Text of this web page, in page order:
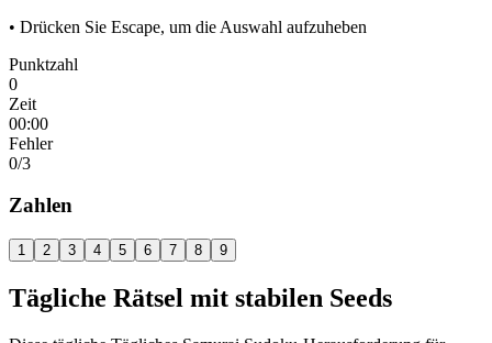
• Drücken Sie Escape, um die Auswahl aufzuheben
Punktzahl
0
Zeit
00:00
Fehler
0/3
Zahlen
1 2 3 4 5 6 7 8 9
Tägliche Rätsel mit stabilen Seeds